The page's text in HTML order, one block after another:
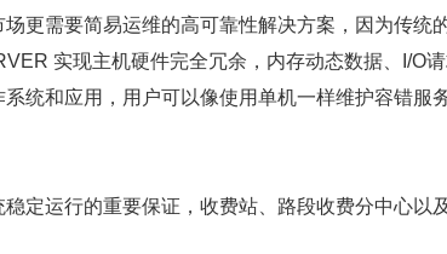
更需要简易运维的高可靠性解决方案，因为传统
实现主机硬件完全冗余，内存动态数据、I/O
统和应用，用户可以像使用单机一样维护容错
定运行的重要保证，收费站、路段收费分中心